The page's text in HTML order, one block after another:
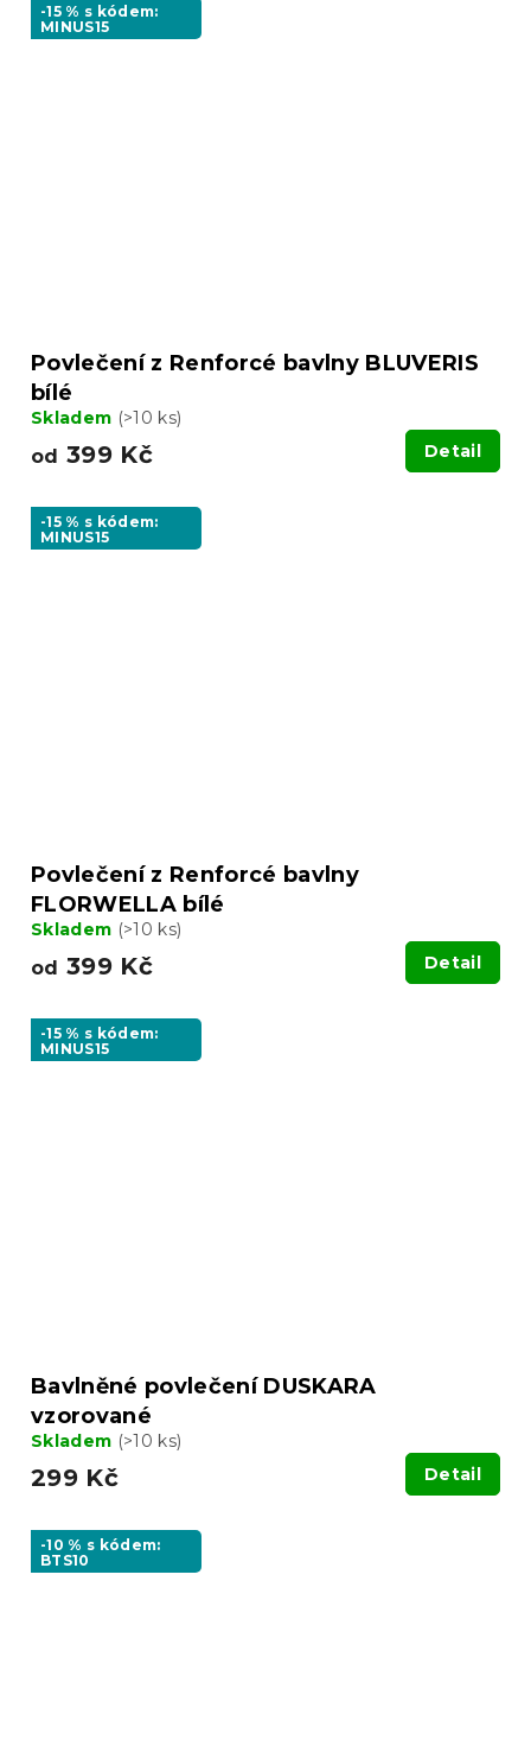
-15 % s kódem:
MINUS15
Povlečení z Renforcé bavlny BLUVERIS
bílé
Skladem (>10 ks)
od 399 Kč Detail
-15 % s kódem:
MINUS15
Povlečení z Renforcé bavlny
FLORWELLA bílé
Skladem (>10 ks)
od 399 Kč Detail
-15 % s kódem:
MINUS15
Bavlněné povlečení DUSKARA
vzorované
Skladem (>10 ks)
299 Kč Detail
-10 % s kódem:
BTS10